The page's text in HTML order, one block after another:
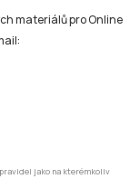
materiálů pro Online
jako na kterémkoliv